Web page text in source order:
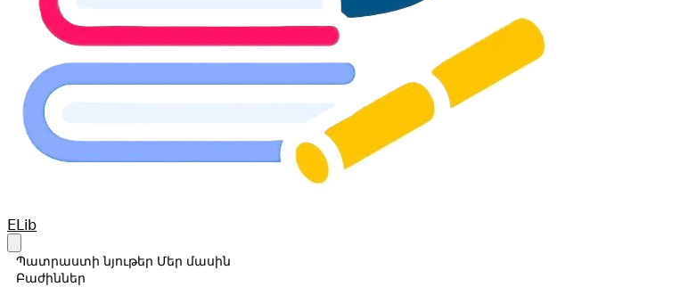
Your Company
ELib
Պատրաստի նյութեր Մեր մասին
Բաժիններ